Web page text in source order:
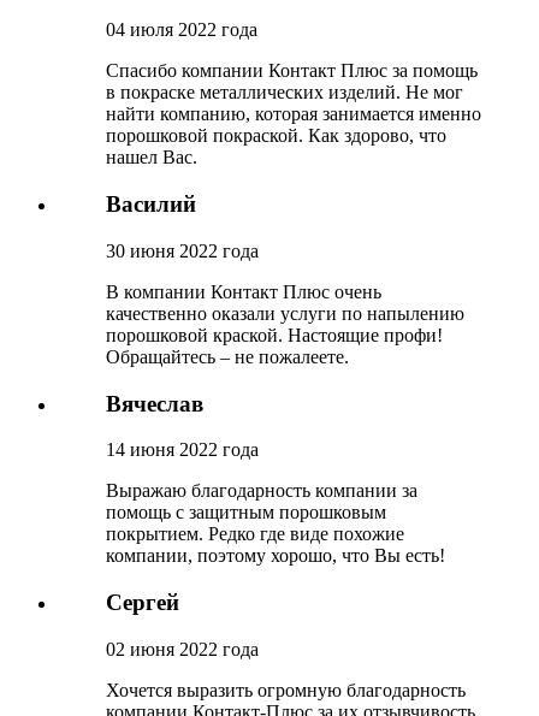
04 июля 2022 года
Спасибо компании Контакт Плюс за помощь
в покраске металлических изделий. Не мог
найти компанию, которая занимается именно
порошковой покраской. Как здорово, что
нашел Вас.
Василий
30 июня 2022 года
В компании Контакт Плюс очень
качественно оказали услуги по напылению
порошковой краской. Настоящие профи!
Обращайтесь – не пожалеете.
Вячеслав
14 июня 2022 года
Выражаю благодарность компании за
помощь с защитным порошковым
покрытием. Редко где виде похожие
компании, поэтому хорошо, что Вы есть!
Сергей
02 июня 2022 года
Хочется выразить огромную благодарность
компании Контакт-Плюс за их отзывчивость